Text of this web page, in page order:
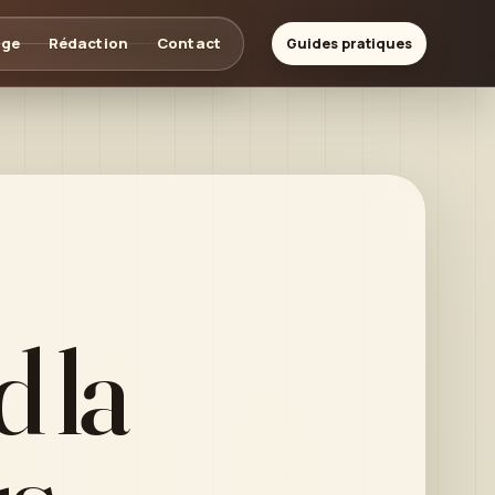
Rédaction Contact Guides pratiques
la